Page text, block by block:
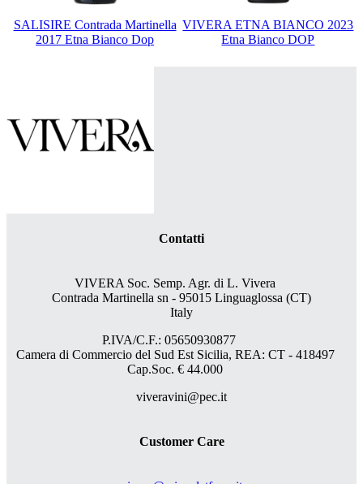
SALISIRE Contrada Martinella
2017 Etna Bianco Dop
VIVERA ETNA BIANCO 2023
Etna Bianco DOP
Contatti
VIVERA Soc. Semp. Agr. di L. Vivera
Contrada Martinella sn - 95015 Linguaglossa (CT)
Italy
P.IVA/C.F.: 05650930877
Camera di Commercio del Sud Est Sicilia, REA: CT - 418497
Cap.Soc. € 44.000
viveravini@pec.it
Customer Care